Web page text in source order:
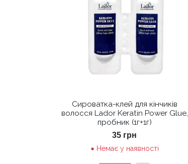
Сироватка-клей для кінчиків
волосся Lador Keratin Power Glue,
пробник (1г+1г)
35 грн
Немає у наявності